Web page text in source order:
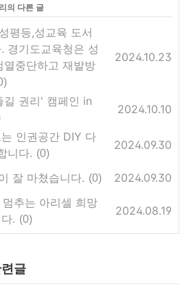
의 다른 글
평등,성교육 도서
경기도교육청은 성
열중단하고 재발방
2024.10.23
길 권리' 캠페인 in
2024.10.10
인권공간 DIY 다
니다. (0)
2024.09.30
잘 마쳤습니다. (0)
2024.09.30
추는 아리셀 희망
. (0)
2024.08.19
글